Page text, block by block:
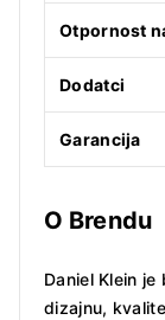
Otpornost
Dodatci
Garancija
O Brendu
Daniel Klein
dizajnu,